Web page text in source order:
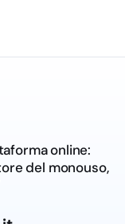
online:
del monouso,